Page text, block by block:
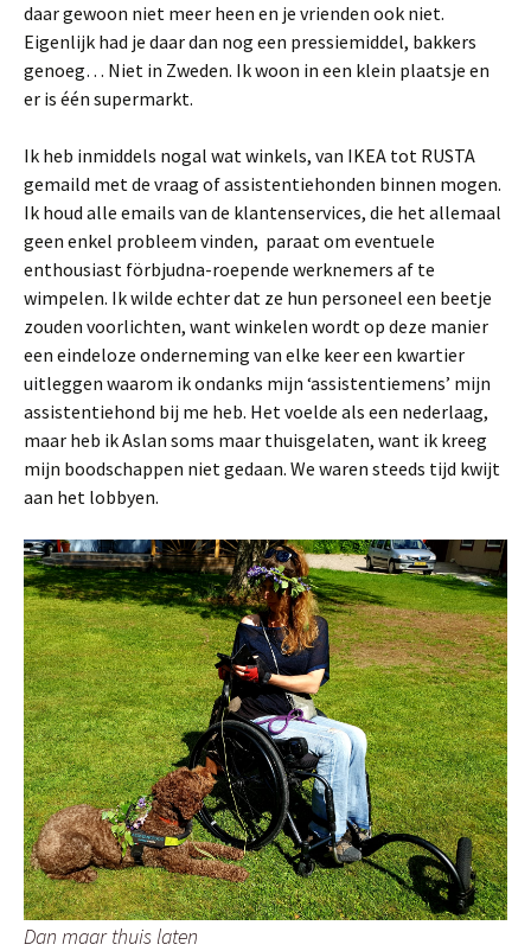
daar gewoon niet meer heen en je vrienden ook niet.
Eigenlijk had je daar dan nog een pressiemiddel, bakkers
genoeg… Niet in Zweden. Ik woon in een klein plaatsje en
er is één supermarkt.
Ik heb inmiddels nogal wat winkels, van IKEA tot RUSTA
gemaild met de vraag of assistentiehonden binnen mogen.
Ik houd alle emails van de klantenservices, die het allemaal
geen enkel probleem vinden, paraat om eventuele
enthousiast förbjudna-roepende werknemers af te
wimpelen. Ik wilde echter dat ze hun personeel een beetje
zouden voorlichten, want winkelen wordt op deze manier
een eindeloze onderneming van elke keer een kwartier
uitleggen waarom ik ondanks mijn ‘assistentiemens’ mijn
assistentiehond bij me heb. Het voelde als een nederlaag,
maar heb ik Aslan soms maar thuisgelaten, want ik kreeg
mijn boodschappen niet gedaan. We waren steeds tijd kwijt
aan het lobbyen.
Dan maar thuis laten